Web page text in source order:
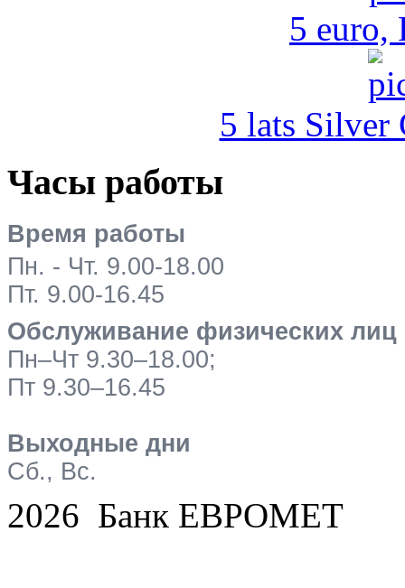
5 euro,
5 lats Silver
Часы работы
Время работы
Пн. - Чт. 9.00-18.00
Пт. 9.00-16.45
Обслуживание физических лиц
Пн–Чт 9.30–18.00;
Пт 9.30–16.45
Выходные дни
Сб., Вс.
2026 Банк ЕВРОМЕТ